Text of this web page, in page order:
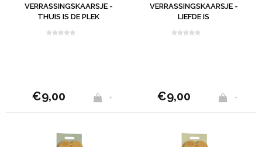
VERRASSINGSKAARSJE -
THUIS IS DE PLEK
€9,00 +
VERRASSINGSKAARSJE -
LIEFDE IS
€9,00 +